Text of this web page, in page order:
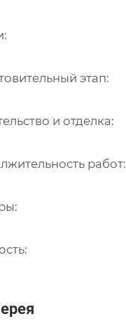
этап:
и отделка:
работ: